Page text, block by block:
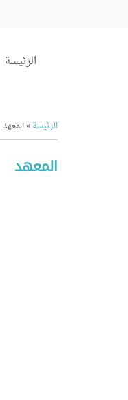
الرئيسة
الرئيسة»المعهد
المعهد